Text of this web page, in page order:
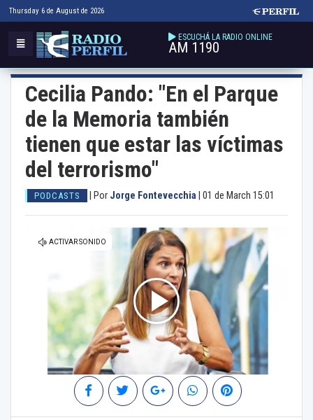
Thursday 6 de August de 2026
ESCUCHÁ LA RADIO ONLINE
AM 1190
Cecilia Pando: "En el Parque
de la Memoria también
tienen que estar las víctimas
del terrorismo"
PODCASTS Por Jorge Fontevecchia 01 de March 15:01